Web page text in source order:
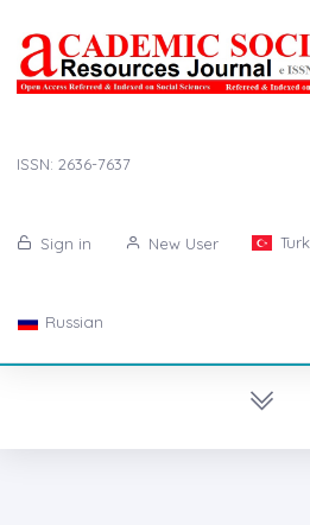
ISSN: 2636-7637
Sign in New User
Russian